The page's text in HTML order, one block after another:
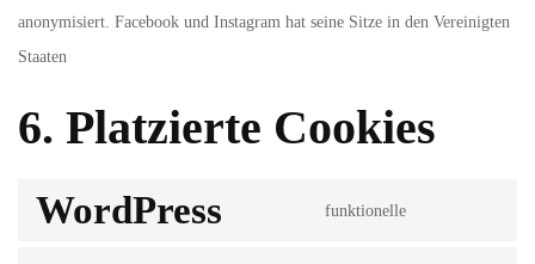
anonymisiert. Facebook und Instagram hat seine Sitze in den Vereinigten
Staaten
6. Platzierte Cookies
WordPress
funktionelle